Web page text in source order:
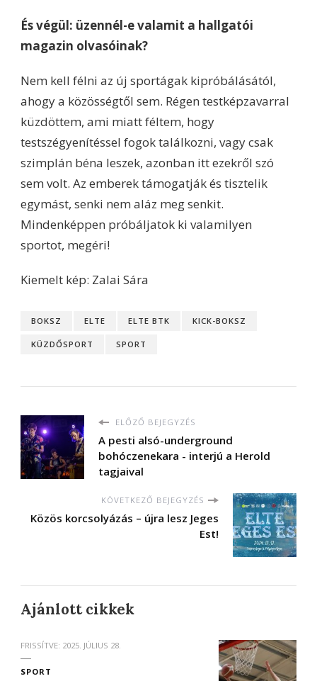
És végül: üzennél-e valamit a hallgatói
magazin olvasóinak?
Nem kell félni az új sportágak kipróbálásától,
ahogy a közösségtől sem. Régen testképzavarral
küzdöttem, ami miatt féltem, hogy
testszégyenítéssel fogok találkozni, vagy csak
szimplán béna leszek, azonban itt ezekről szó
sem volt. Az emberek támogatják és tisztelik
egymást, senki nem aláz meg senkit.
Mindenképpen próbáljatok ki valamilyen
sportot, megéri!
Kiemelt kép: Zalai Sára
BOKSZ ELTE ELTE BTK KICK-BOKSZ
KÜZDŐSPORT SPORT
ELŐZŐ BEJEGYZÉS
A pesti alsó-underground
bohóczenekara - interjú a Herold
tagjaival
KÖVETKEZŐ BEJEGYZÉS
Közös korcsolyázás – újra lesz Jeges
Est!
Ajánlott cikkek
FRISSÍTVE: 2025. JÚLIUS 28.
SPORT